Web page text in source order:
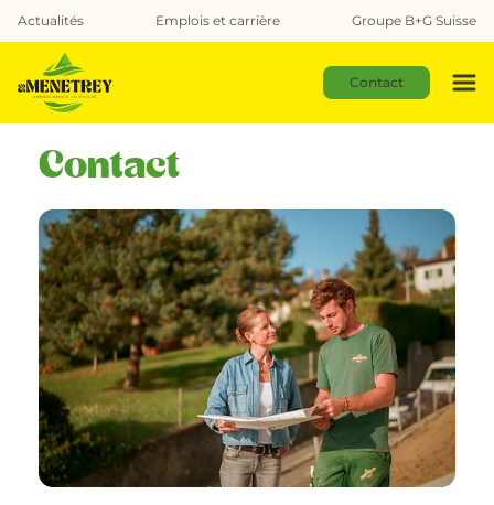
Actualités Emplois et carrière Groupe B+G Suisse
Contact
Contact